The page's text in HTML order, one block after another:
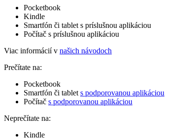
Pocketbook
Kindle
Smartfón či tablet s príslušnou aplikáciou
Počítač s príslušnou aplikáciou
Viac informácií v našich návodoch
Prečítate na:
Pocketbook
Smartfón či tablet s podporovanou aplikáciou
Počítač s podporovanou aplikáciou
Neprečítate na:
Kindle